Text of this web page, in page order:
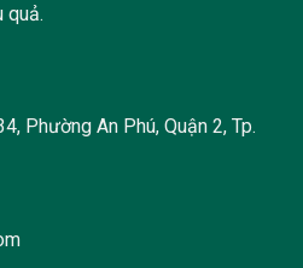
quả.
Phường An Phú, Quận 2, Tp.